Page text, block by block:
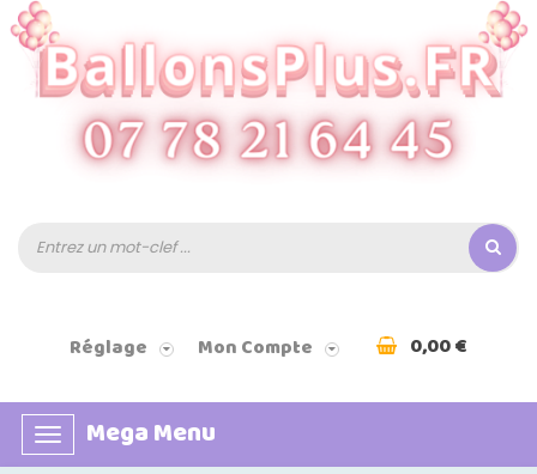
Réglage Mon Compte 0,00 €
Basculer
la
Mega Menu